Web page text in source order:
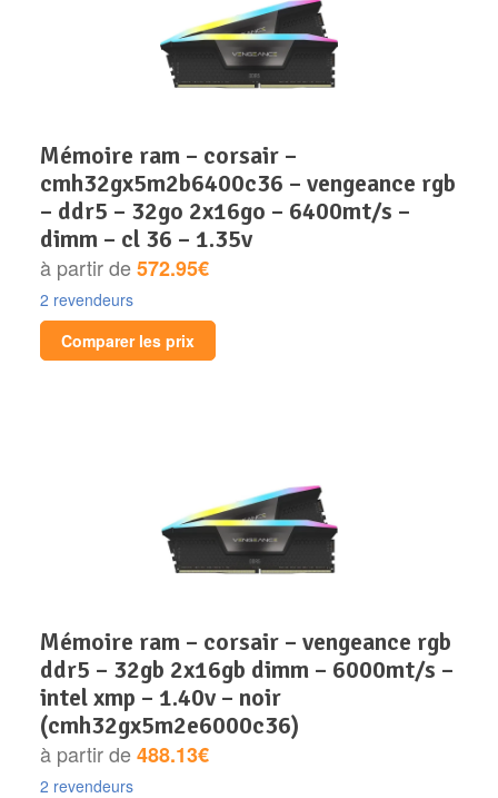
mémoire ram – corsair –
cmh32gx5m2b6400c36 – vengeance rgb
– ddr5 – 32go 2x16go – 6400mt/s –
dimm – cl 36 – 1.35v
à partir de572.95€
2 revendeurs
Comparer les prix
mémoire ram – corsair – vengeance rgb
ddr5 – 32gb 2x16gb dimm – 6000mt/s –
intel xmp – 1.40v – noir
(cmh32gx5m2e6000c36)
à partir de488.13€
2 revendeurs